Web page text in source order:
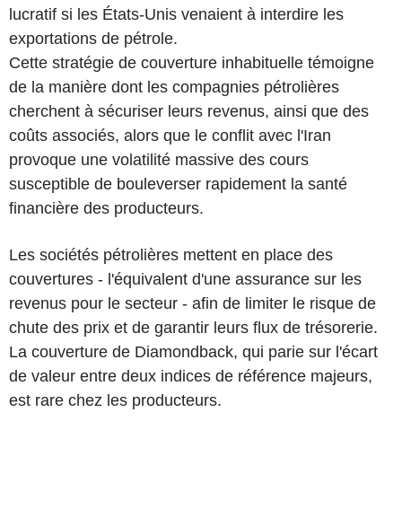
lucratif si les États-Unis venaient à interdire les
exportations de pétrole.
Cette stratégie de couverture inhabituelle témoigne
de la manière dont les compagnies pétrolières
cherchent à sécuriser leurs revenus, ainsi que des
coûts associés, alors que le conflit avec l'Iran
provoque une volatilité massive des cours
susceptible de bouleverser rapidement la santé
financière des producteurs.
Les sociétés pétrolières mettent en place des
couvertures - l'équivalent d'une assurance sur les
revenus pour le secteur - afin de limiter le risque de
chute des prix et de garantir leurs flux de trésorerie.
La couverture de Diamondback, qui parie sur l'écart
de valeur entre deux indices de référence majeurs,
est rare chez les producteurs.